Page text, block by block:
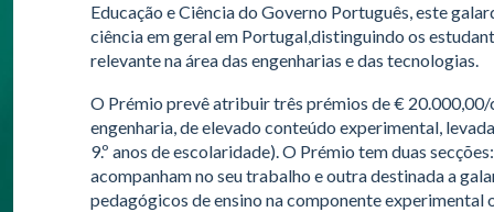
Educação e Ciência do Governo Português, este
ciência em geral em Portugal,distinguindo os
relevante na área das engenharias e das tecnologias.
O Prémio prevê atribuir três prémios de €
engenharia, de elevado conteúdo experimental,
9.º anos de escolaridade). O Prémio tem duas
acompanham no seu trabalho e outra destinada a
pedagógicos de ensino na componente